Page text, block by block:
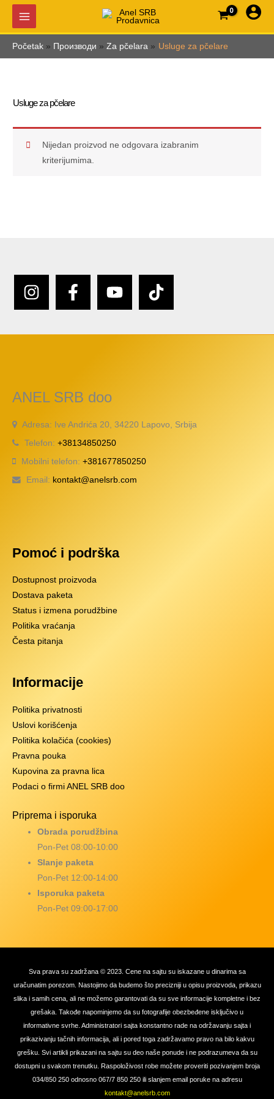
Pređi
Početak
Производи Za pčelara Usluge za pčelare
Usluge za pčelare
Nijedan proizvod ne odgovara izabranim
kriterijumima.
ANEL SRB doo
Adresa: Ive Andrića 20, 34220 Lapovo, Srbija
Telefon: +38134850250
Mobilni telefon: +381677850250
Email: kontakt@anelsrb.com
Pomoć i podrška
Dostupnost proizvoda
Dostava paketa
Status i izmena porudžbine
Politika vraćanja
Česta pitanja
Informacije
Politika privatnosti
Uslovi korišćenja
Politika kolačića (cookies)
Pravna pouka
Kupovina za pravna lica
Podaci o firmi ANEL SRB doo
Priprema i isporuka
Obrada porudžbina
Pon-Pet 08:00-10:00
Slanje paketa
Pon-Pet 12:00-14:00
Isporuka paketa
Pon-Pet 09:00-17:00
Sva prava su zadržana © 2023. Cene na sajtu su iskazane u dinarima sa
uračunatim porezom. Nastojimo da budemo što precizniji u opisu proizvoda, prikazu
slika i samih cena, ali ne možemo garantovati da su sve informacije kompletne i bez
grešaka. Takođe napominjemo da su fotografije obezbeđene isključivo u
informativne svrhe. Administratori sajta konstantno rade na održavanju sajta i
prikazivanju tačnih informacija, ali i pored toga zadržavamo pravo na bilo kakvu
grešku. Svi artikli prikazani na sajtu su deo naše ponude i ne podrazumeva da su
dostupni u svakom trenutku. Raspoloživost robe možete proveriti pozivanjem broja
034/850 250 odnosno 067/7 850 250 ili slanjem email poruke na adresu
kontakt@anelsrb.com